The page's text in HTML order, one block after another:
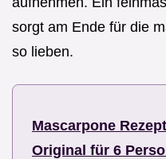
sorgt am Ende für die
so lieben.
Mascarpone
Original für 6